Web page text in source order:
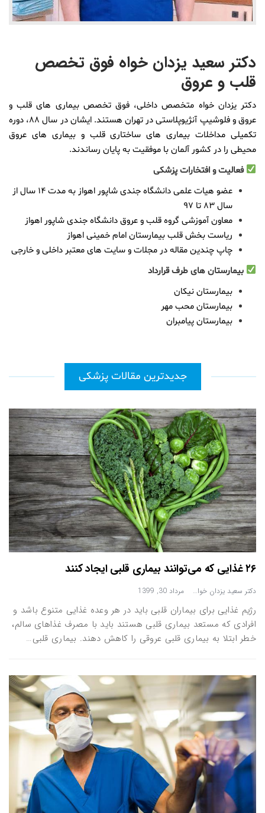
دکتر سعید یزدان خواه فوق تخصص
قلب و عروق
دکتر یزدان خواه متخصص داخلی، فوق تخصص بیماری های قلب و
عروق و فلوشیپ آنژیوپلاستی در تهران هستند. ایشان در سال 88، دوره
تکمیلی مداخلات بیماری های ساختاری قلب و بیماری های عروق
محیطی را در کشور آلمان با موفقیت به پایان رساندند.
فعالیت و افتخارات پزشکی
عضو هیات علمی دانشگاه جندی شاپور اهواز به مدت 14 سال از
سال 83 تا 97
معاون آموزشی گروه قلب و عروق دانشگاه جندی شاپور اهواز
ریاست بخش قلب بیمارستان امام خمینی اهواز
چاپ چندین مقاله در مجلات و سایت های معتبر داخلی و خارجی
بیمارستان های طرف قرارداد
بیمارستان نیکان
بیمارستان محب مهر
بیمارستان پیامبران
جدیدترین مقالات پزشکی
۲۶ غذایی که می‌توانند بیماری قلبی ایجاد کنند
دکتر سعید یزدان خواه مرداد 30, 1399
رژیم غذایی برای بیماران قلبی باید در هر وعده غذایی متنوع باشد و
افرادی که مستعد بیماری قلبی هستند باید با مصرف غذاهای سالم،
خطر ابتلا به بیماری‌ قلبی عروقی را کاهش دهند. بیماری قلبی…